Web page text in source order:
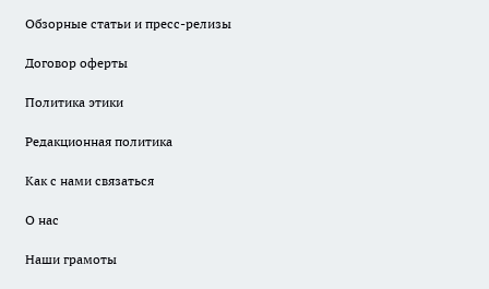
Обзорные статьи и пресс-релизы
Договор оферты
Политика этики
Редакционная политика
Как с нами связаться
О нас
Наши грамоты